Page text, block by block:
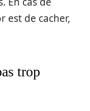
est de cacher,
trop